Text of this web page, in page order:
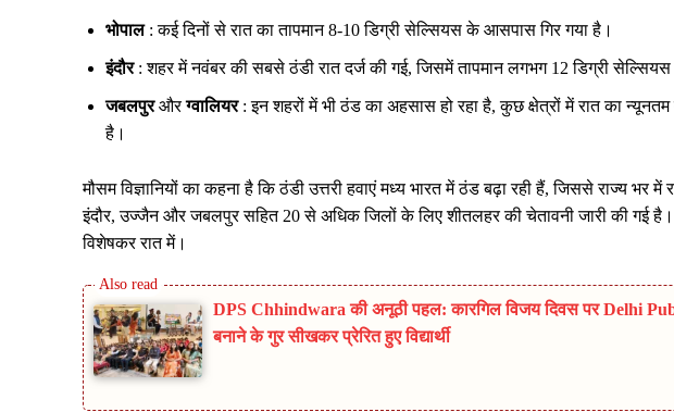
भोपाल: कई दिनों से रात का तापमान 8-10 डिग्री सेल्सियस के आसपास गिर गया है।
इंदौर: शहर में नवंबर की सबसे ठंडी रात दर्ज की गई, जिसमें तापमान लगभग 12 डिग्री सेल्सियस
जबलपुरऔरग्वालियर: इन शहरों में भी ठंड का अहसास हो रहा है, कुछ क्षेत्रों में रात का
है।
मौसम विज्ञानियों का कहना है कि ठंडी उत्तरी हवाएं मध्य भारत में ठंड बढ़ा रही हैं, जिससे राज्य भर
इंदौर, उज्जैन और जबलपुर सहित 20 से अधिक जिलों के लिए शीतलहर की चेतावनी जारी की गई
विशेषकर रात में।
DPS Chhindwara की अनूठी पहल: कारगिल विजय दिवस पर Delhi
बनाने के गुर सीखकर प्रेरित हुए विद्यार्थी